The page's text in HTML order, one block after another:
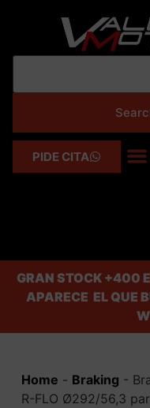
PIDE CITA
GRAN STOCK+400
APARECE EL QUE
Home - Braking -
R-FLO Ø292/56,3